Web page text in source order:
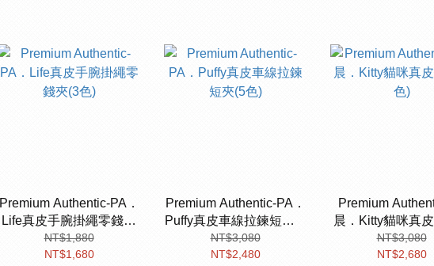
Premium Authentic-PA．
Life真皮手腕掛繩零錢夾
(3色)
NT$1,880
NT$1,680
Premium Authentic-PA．
Puffy真皮車線拉鍊短夾(5
色)
NT$3,080
NT$2,480
Premium
晨．Kitty貓咪真
色)
NT$3,080
NT$2,680